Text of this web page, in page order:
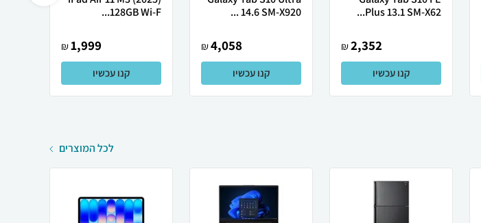
Plus 13.1 SM-X62...
2,352
₪
קנו עכשיו
14.6 SM-X920 ...
4,058
₪
קנו עכשיו
128GB Wi-F...
1,999
₪
קנו עכשיו
לכל המוצרים